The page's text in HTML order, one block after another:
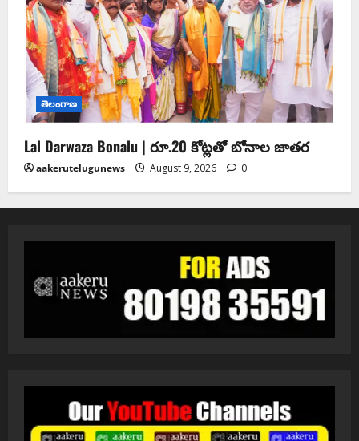
తెలంగాణ
Lal Darwaza Bonalu | రూ.20 కోట్ల‌తో బోనాల జాత‌ర‌
aakerutelugunews August 9, 2026 0